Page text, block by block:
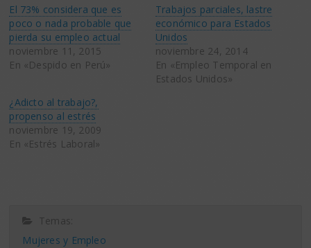
una
ventana
nueva)
una
ventana
nueva)
El 73% considera que es
poco o nada probable que
pierda su empleo actual
noviembre 11, 2015
En «Despido en Perú»
Trabajos parciales, lastre
económico para Estados
Unidos
noviembre 24, 2014
En «Empleo Temporal en
Estados Unidos»
¿Adicto al trabajo?,
propenso al estrés
noviembre 19, 2009
En «Estrés Laboral»
Temas:
Mujeres y Empleo